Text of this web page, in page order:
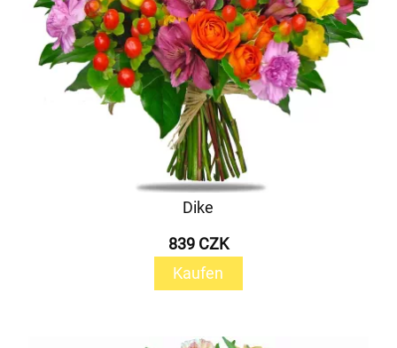
Dike
839 CZK
Kaufen